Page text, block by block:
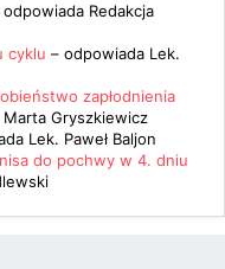
odpowiada Redakcja
cyklu – odpowiada Lek.
zapłodnienia
Marta Gryszkiewicz
Lek. Paweł Baljon
do pochwy w 4. dniu